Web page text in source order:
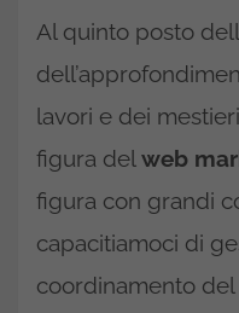
Al quinto posto
lavori e dei
figura del web
figura con grandi
capacitiamoci di
coordinamento